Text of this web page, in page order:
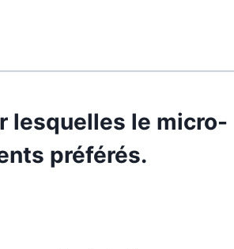
lesquelles le micro-
préférés.